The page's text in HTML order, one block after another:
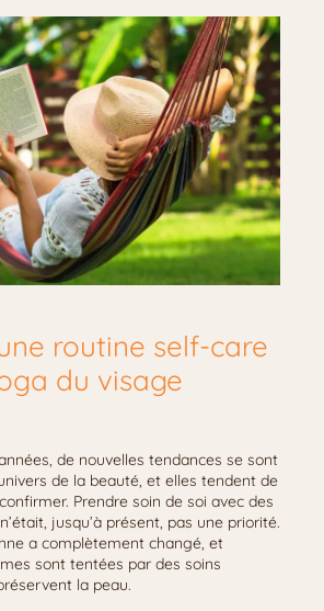
routine self-care
du visage
de nouvelles tendances se sont
de la beauté, et elles tendent de
Prendre soin de soi avec des
jusqu’à présent, pas une priorité.
a complètement changé, et
sont tentées par des soins
la peau.